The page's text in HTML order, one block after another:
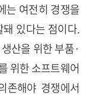
는 여전히 경쟁을
있다는 점이다.
산을 위한 부품·
위한 소프트웨어
존해야 경쟁에서